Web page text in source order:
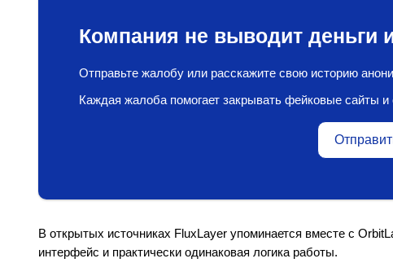
Компания не выводит деньги
Отправьте жалобу или расскажите свою историю
Каждая жалоба помогает закрывать фейковые сайты
В открытых источниках FluxLayer упоминается вместе с
интерфейс и практически одинаковая логика работы.